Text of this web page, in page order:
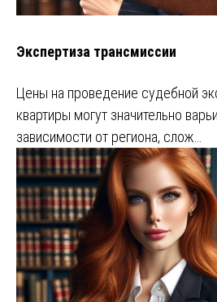
Экспертиза трансмиссии
Цены на проведение судебной
квартиры могут значительно
зависимости от региона, слож…